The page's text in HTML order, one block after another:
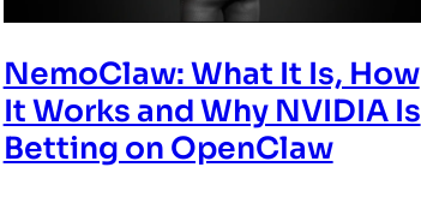
NemoClaw: What It Is, How
It Works and Why NVIDIA Is
Betting on OpenClaw